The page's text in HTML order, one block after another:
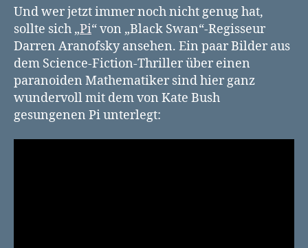
Und wer jetzt immer noch nicht genug hat,
sollte sich „Pi“ von „Black Swan“-Regisseur
Darren Aranofsky ansehen. Ein paar Bilder aus
dem Science-Fiction-Thriller über einen
paranoiden Mathematiker sind hier ganz
wundervoll mit dem von Kate Bush
gesungenen Pi unterlegt: